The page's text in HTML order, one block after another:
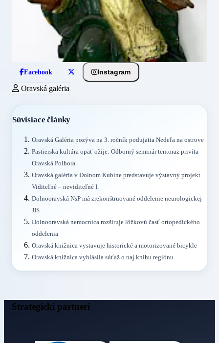
Facebook Instagram
Oravská galéria
Súvisiace články
Oravská Galéria pozýva na 3. ročník podujatia Nedeľa na ostrove
Pastierska kultúra opäť ožije: Odborný seminár tentoraz privíta
Oravská Polhora
Oravská galéria v Dolnom Kubíne predstavuje výstavný projekt
Viditeľné – neviditeľné I.
Dolnooravská NsP má zrekonštruované oddelenie neurologickej
JIS
Dolnooravská nemocnica rozširuje lôžkovú časť ortopedického
oddelenia
Oravská knižnica vystavuje historické a motorizované bicykle
Oravská knižnica vyhlásila súťaž o naj knihu regiónu
Strategickí partneri